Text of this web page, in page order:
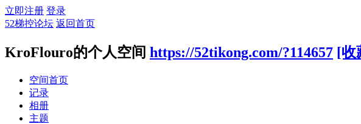
立即注册 登录
52梯控论坛 返回首页
KroFlouro的个人空间 https://52tikong.com/?114657 [收
空间首页
记录
相册
主题